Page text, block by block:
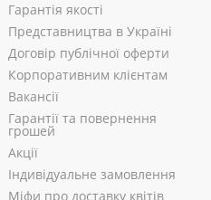
Гарантія якості
Представництва в Україні
Договір публічної оферти
Корпоративним клієнтам
Вакансії
Гарантії та повернення
грошей
Акції
Індивідуальне замовлення
Міфи про доставку квітів